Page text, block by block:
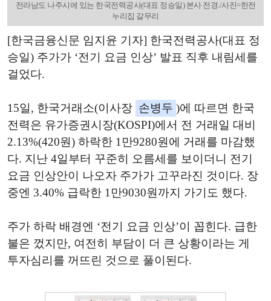
전라남도 나주시에 있는 한국전력공사(대표 정승일) 본사 전경./사진=한전
누리집 갈무리
[한국금융신문 임지윤 기자] 한국전력공사(대표 정
승일) 주가가 ‘전기 요금 인상’ 발표 직후 내림세를
걸었다.
15일, 한국거래소(이사장 손병두 )에 따르면 한국
전력은 유가증권시장(KOSPI)에서 전 거래일 대비
2.13%(420원) 하락한 1만9280원에 거래를 마감했
다. 지난 4일부터 꾸준히 오름세를 보이더니 전기
요금 인상안이 나오자 주가가 고꾸라진 것이다. 장
중엔 3.40% 급락한 1만9030원까지 가기도 했다.
주가 하락 배경엔 ‘전기 요금 인상’이 꼽힌다. 급한
불은 껐지만, 여전히 부담이 더 큰 상황이라는 게
투자심리를 꺼뜨린 것으로 풀이된다.